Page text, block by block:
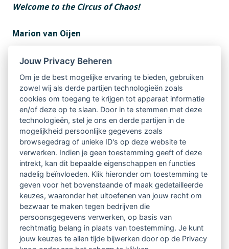
Welcome to the Circus of Chaos!
Marion van Oijen
Hoe ga jij om met nieuwe expertise? Wat is je bron als
woorden niet voldoen? Wat zou speelsheid kunnen
toevoegen? Wie zou je zijn zonder je expertise? Waar
ben je nog meer toe in staat?
Stap in onze laboratorium setting, waarin we op een
speelse manier verwarring creëren. Dompel jezelf,
samen met anderen, onder in situaties die nieuwe
perspectieven opleveren. Stap uit je comfortzone. We
gebruiken technieken uit het improvisatie theater,
kunst en supervisie. En onderbouwen ons onderzoek
naar werken in liminaliteit met een theoretisch kader.
Jouw Privacy Beheren
Om je de best mogelijke ervaring te bieden, gebruiken
zowel wij als derde partijen technologieën zoals
cookies om toegang te krijgen tot apparaat informatie
en/of deze op te slaan. Door in te stemmen met deze
technologieën, stel je ons en derde partijen in de
mogelijkheid persoonlijke gegevens zoals
browsegedrag of unieke ID's op deze website te
verwerken. Indien je geen toestemming geeft of deze
intrekt, kan dit bepaalde eigenschappen en functies
nadelig beïnvloeden. Klik hieronder om toestemming te
geven voor het bovenstaande of maak gedetailleerde
keuzes, waaronder het uitoefenen van jouw recht om
bezwaar te maken tegen bedrijven die
persoonsgegevens verwerken, op basis van
rechtmatig belang in plaats van toestemming. Je kunt
jouw keuzes te allen tijde bijwerken door op de Privacy